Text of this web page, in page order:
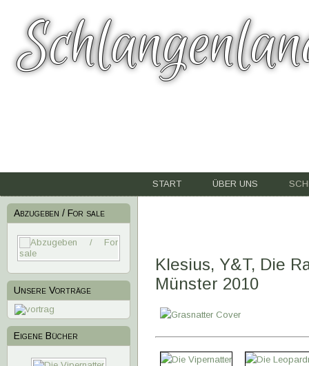
START ÜBER UNS
Abzugeben / For sale
Unsere Vorträge
Eigene Bücher
1 2
Klesius, Y&T, Die
Münster 2010